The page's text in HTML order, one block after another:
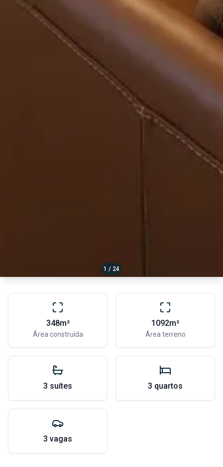
1 / 24
348m²
Área construída
1092m²
Área terreno
3 suítes 3 quartos
3 vagas